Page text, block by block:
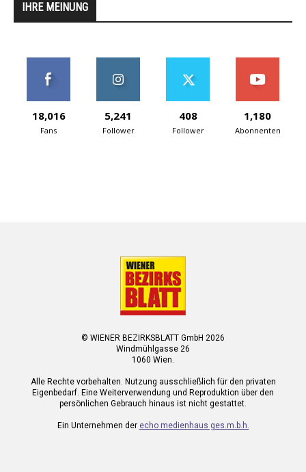
IHRE MEINUNG
18,016
Fans
5,241
Follower
408
Follower
1,180
Abonnenten
© WIENER BEZIRKSBLATT GmbH 2026
Windmühlgasse 26
1060 Wien.
Alle Rechte vorbehalten. Nutzung ausschließlich für den privaten
Eigenbedarf. Eine Weiterverwendung und Reproduktion über den
persönlichen Gebrauch hinaus ist nicht gestattet.
Ein Unternehmen der echo medienhaus ges.m.b.h.